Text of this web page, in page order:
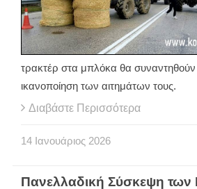
τρακτέρ στα μπλόκα θα συναντηθούν
ικανοποίηση των αιτημάτων τους.
Διαβάστε Περισσότερα
14 Ιανουάριος 2026
Πανελλαδική Σύσκεψη